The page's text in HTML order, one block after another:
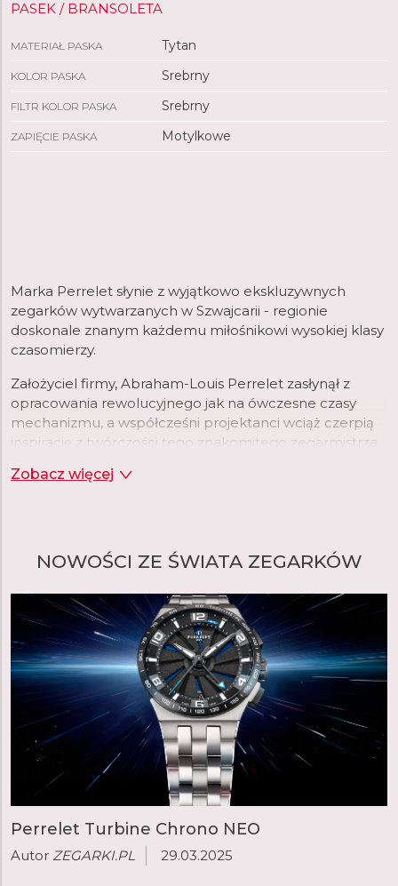
PASEK / BRANSOLETA
MATERIAŁ PASKA Tytan
KOLOR PASKA Srebrny
FILTR KOLOR PASKA Srebrny
ZAPIĘCIE PASKA Motylkowe
Marka Perrelet słynie z wyjątkowo ekskluzywnych
zegarków wytwarzanych w Szwajcarii - regionie
doskonale znanym każdemu miłośnikowi wysokiej klasy
czasomierzy.
Założyciel firmy, Abraham-Louis Perrelet zasłynął z
opracowania rewolucyjnego jak na ówczesne czasy
mechanizmu, a współcześni projektanci wciąż czerpią
inspirację z twórczości tego znakomitego zegarmistrza.
oraz najwyższej jakości mechanizmy.
Zobacz więcej
NOWOŚCI ZE ŚWIATA ZEGARKÓW
Perrelet Turbine Chrono NEO
Autor ZEGARKI.PL 29.03.2025